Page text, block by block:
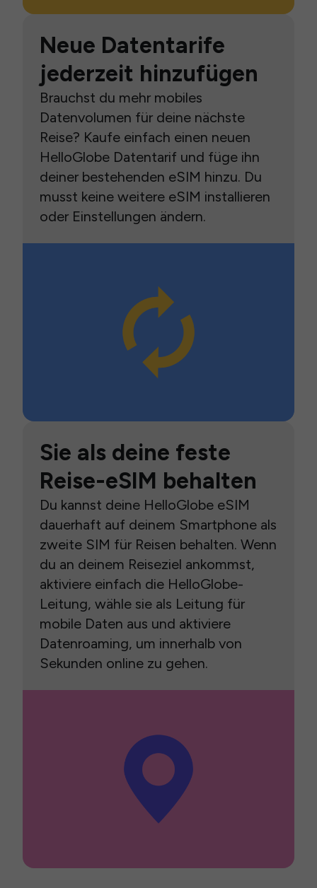
Neue Datentarife
jederzeit hinzufügen
Brauchst du mehr mobiles
Datenvolumen für deine nächste
Reise? Kaufe einfach einen neuen
HelloGlobe Datentarif und füge ihn
deiner bestehenden eSIM hinzu. Du
musst keine weitere eSIM installieren
oder Einstellungen ändern.
Sie als deine feste
Reise-eSIM behalten
Du kannst deine HelloGlobe eSIM
dauerhaft auf deinem Smartphone als
zweite SIM für Reisen behalten. Wenn
du an deinem Reiseziel ankommst,
aktiviere einfach die HelloGlobe-
Leitung, wähle sie als Leitung für
mobile Daten aus und aktiviere
Datenroaming, um innerhalb von
Sekunden online zu gehen.